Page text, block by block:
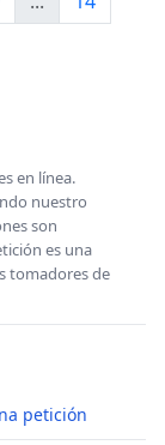
en línea.
nuestro
son
es una
tomadores de
petición